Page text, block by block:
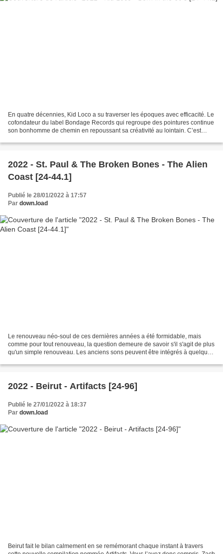
En quatre décennies, Kid Loco a su traverser les époques avec efficacité. Le
cofondateur du label Bondage Records qui regroupe des pointures continue
son bonhomme de chemin en repoussant sa créativité au lointain. C’est
2022 - St. Paul & The Broken Bones - The Alien
Coast [24-44.1]
Publié le 28/01/2022 à 17:57
Par down.load
Le renouveau néo-soul de ces dernières années a été formidable, mais
comme pour tout renouveau, la question demeure de savoir s'il s'agit de plus
qu'un simple renouveau. Les anciens sons peuvent être intégrés à quelque
2022 - Beirut - Artifacts [24-96]
Publié le 27/01/2022 à 18:37
Par down.load
Beirut fait le bilan calmement en se remémorant chaque instant à travers